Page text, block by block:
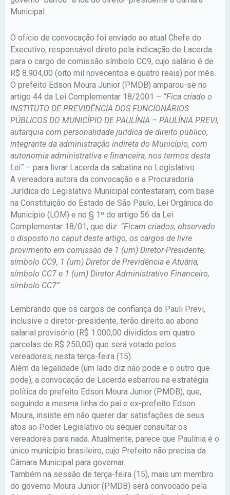
Municipal.
O ofício de convocação foi enviado ao atual Chefe do
Executivo, responsável direto pela indicação de Lacerda
para o cargo de comissão símbolo CC9, cujo salário é de
R$ 8.904,00 (oito mil novecentos e quatro reais) por mês.
O prefeito Edson Moura Junior (PMDB) amparou-se no
artigo 44 da Lei Complementar 18/2001 – “Fica criado o
INSTITUTO DE PREVIDÊNCIA DOS FUNCIONÁRIOS
PÚBLICOS DO MUNICÍPIO DE PAULÍNIA – PAULÍNIA PREVI,
autarquia com personalidade jurídica de direito público,
integrante da administração indireta do Município, com
autonomia administrativa e financeira, nos termos desta
Lei“– para livrar Lacerda da sabatina no Legislativo.
A vereadora autora da convocação e a Procuradoria
Jurídica do Legislativo Municipal contestaram, com base
na Constituição do Estado de São Paulo, Lei Orgânica do
Município (LOM) e no § 1º do artigo 56 da Lei
Complementar 18/01, que diz: “Ficam criados, observado
o disposto no caput deste artigo, os cargos de livre
provimento em comissão de 1 (um) Diretor-Presidente,
símbolo CC9, 1 (um) Diretor de Previdência e Atuária,
símbolo CC7 e 1 (um) Diretor Administrativo Financeiro,
símbolo CC7”.
Lembrando que os cargos de confiança do Pauli Previ,
inclusive o diretor-presidente, terão direito ao abono
salarial provisório (R$ 1.000,00 divididos em quatro
parcelas de R$ 250,00) que será votado pelos
vereadores, nesta terça-feira (15).
Além da legalidade (um lado diz não pode e o outro que
pode), a convocação de Lacerda esbarrou na estratégia
política do prefeito Edson Moura Junior (PMDB), que,
seguindo a mesma linha do pai e ex-prefeito Edson
Moura, insiste em não querer dar satisfações de seus
atos ao Poder Legislativo ou sequer consultar os
vereadores para nada. Atualmente, parece que Paulínia é o
único município brasileiro, cujo Prefeito não precisa da
Câmara Municipal para governar.
Também na sessão de terça-feira (15), mais um membro
do governo Moura Junior (PMDB) será convocado pela